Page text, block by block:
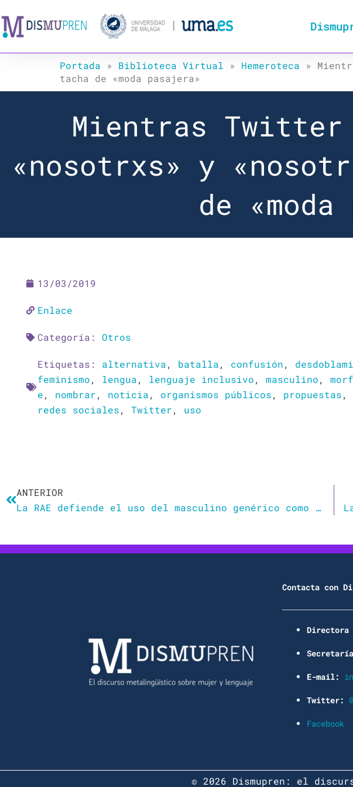
al
contenido
Portada » Biblioteca Virtual » Hemeroteca »
tacha de «moda pasajera»
Mientras
«nosotrxs» y
de
13/03/2019
Enlace
Categoría: Otros
Etiquetas: alternativa, batalla, confusión,
feminismo, lengua, lenguaje inclusivo, masculino,
e, nombrar, noticia, organismos públicos, propuestas,
redes sociales, Twitter, uso
ANTERIOR
La RAE defiende el uso del masculino genérico como mecanismo inclusivo
Contacta con
Directora
E-mail:
Twitter:
Facebook
© 2026 Dismupren: el